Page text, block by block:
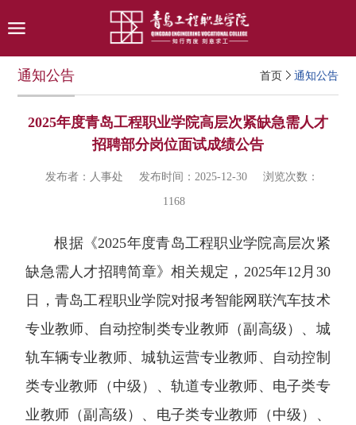
首页 通知公告
通知公告
2025年度青岛工程职业学院高层次紧缺急需人才
招聘部分岗位面试成绩公告
发布者：人事处 发布时间：2025-12-30 浏览次数：
1168
根据《2025年度青岛工程职业学院高层次紧
缺急需人才招聘简章》相关规定，2025年12月30
日，青岛工程职业学院对报考智能网联汽车技术
专业教师、自动控制类专业教师（副高级）、城
轨车辆专业教师、城轨运营专业教师、自动控制
类专业教师（中级）、轨道专业教师、电子类专
业教师（副高级）、电子类专业教师（中级）、